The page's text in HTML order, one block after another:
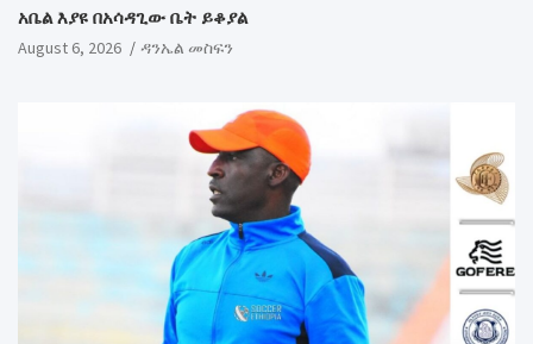
አቤል እያዩ በአሳዳጊው ቤት ይቆያል
August 6, 2026 ዳንኤል መስፍን